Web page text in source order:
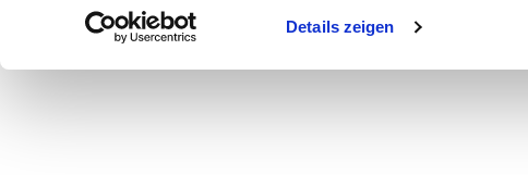
Details zeigen
MAIN BOARD
NEW FACES